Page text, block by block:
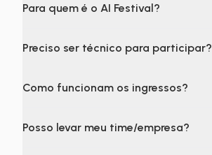
Para quem é o AI Festival?
Preciso ser técnico para participar?
Como funcionam os ingressos?
Posso levar meu time/empresa?